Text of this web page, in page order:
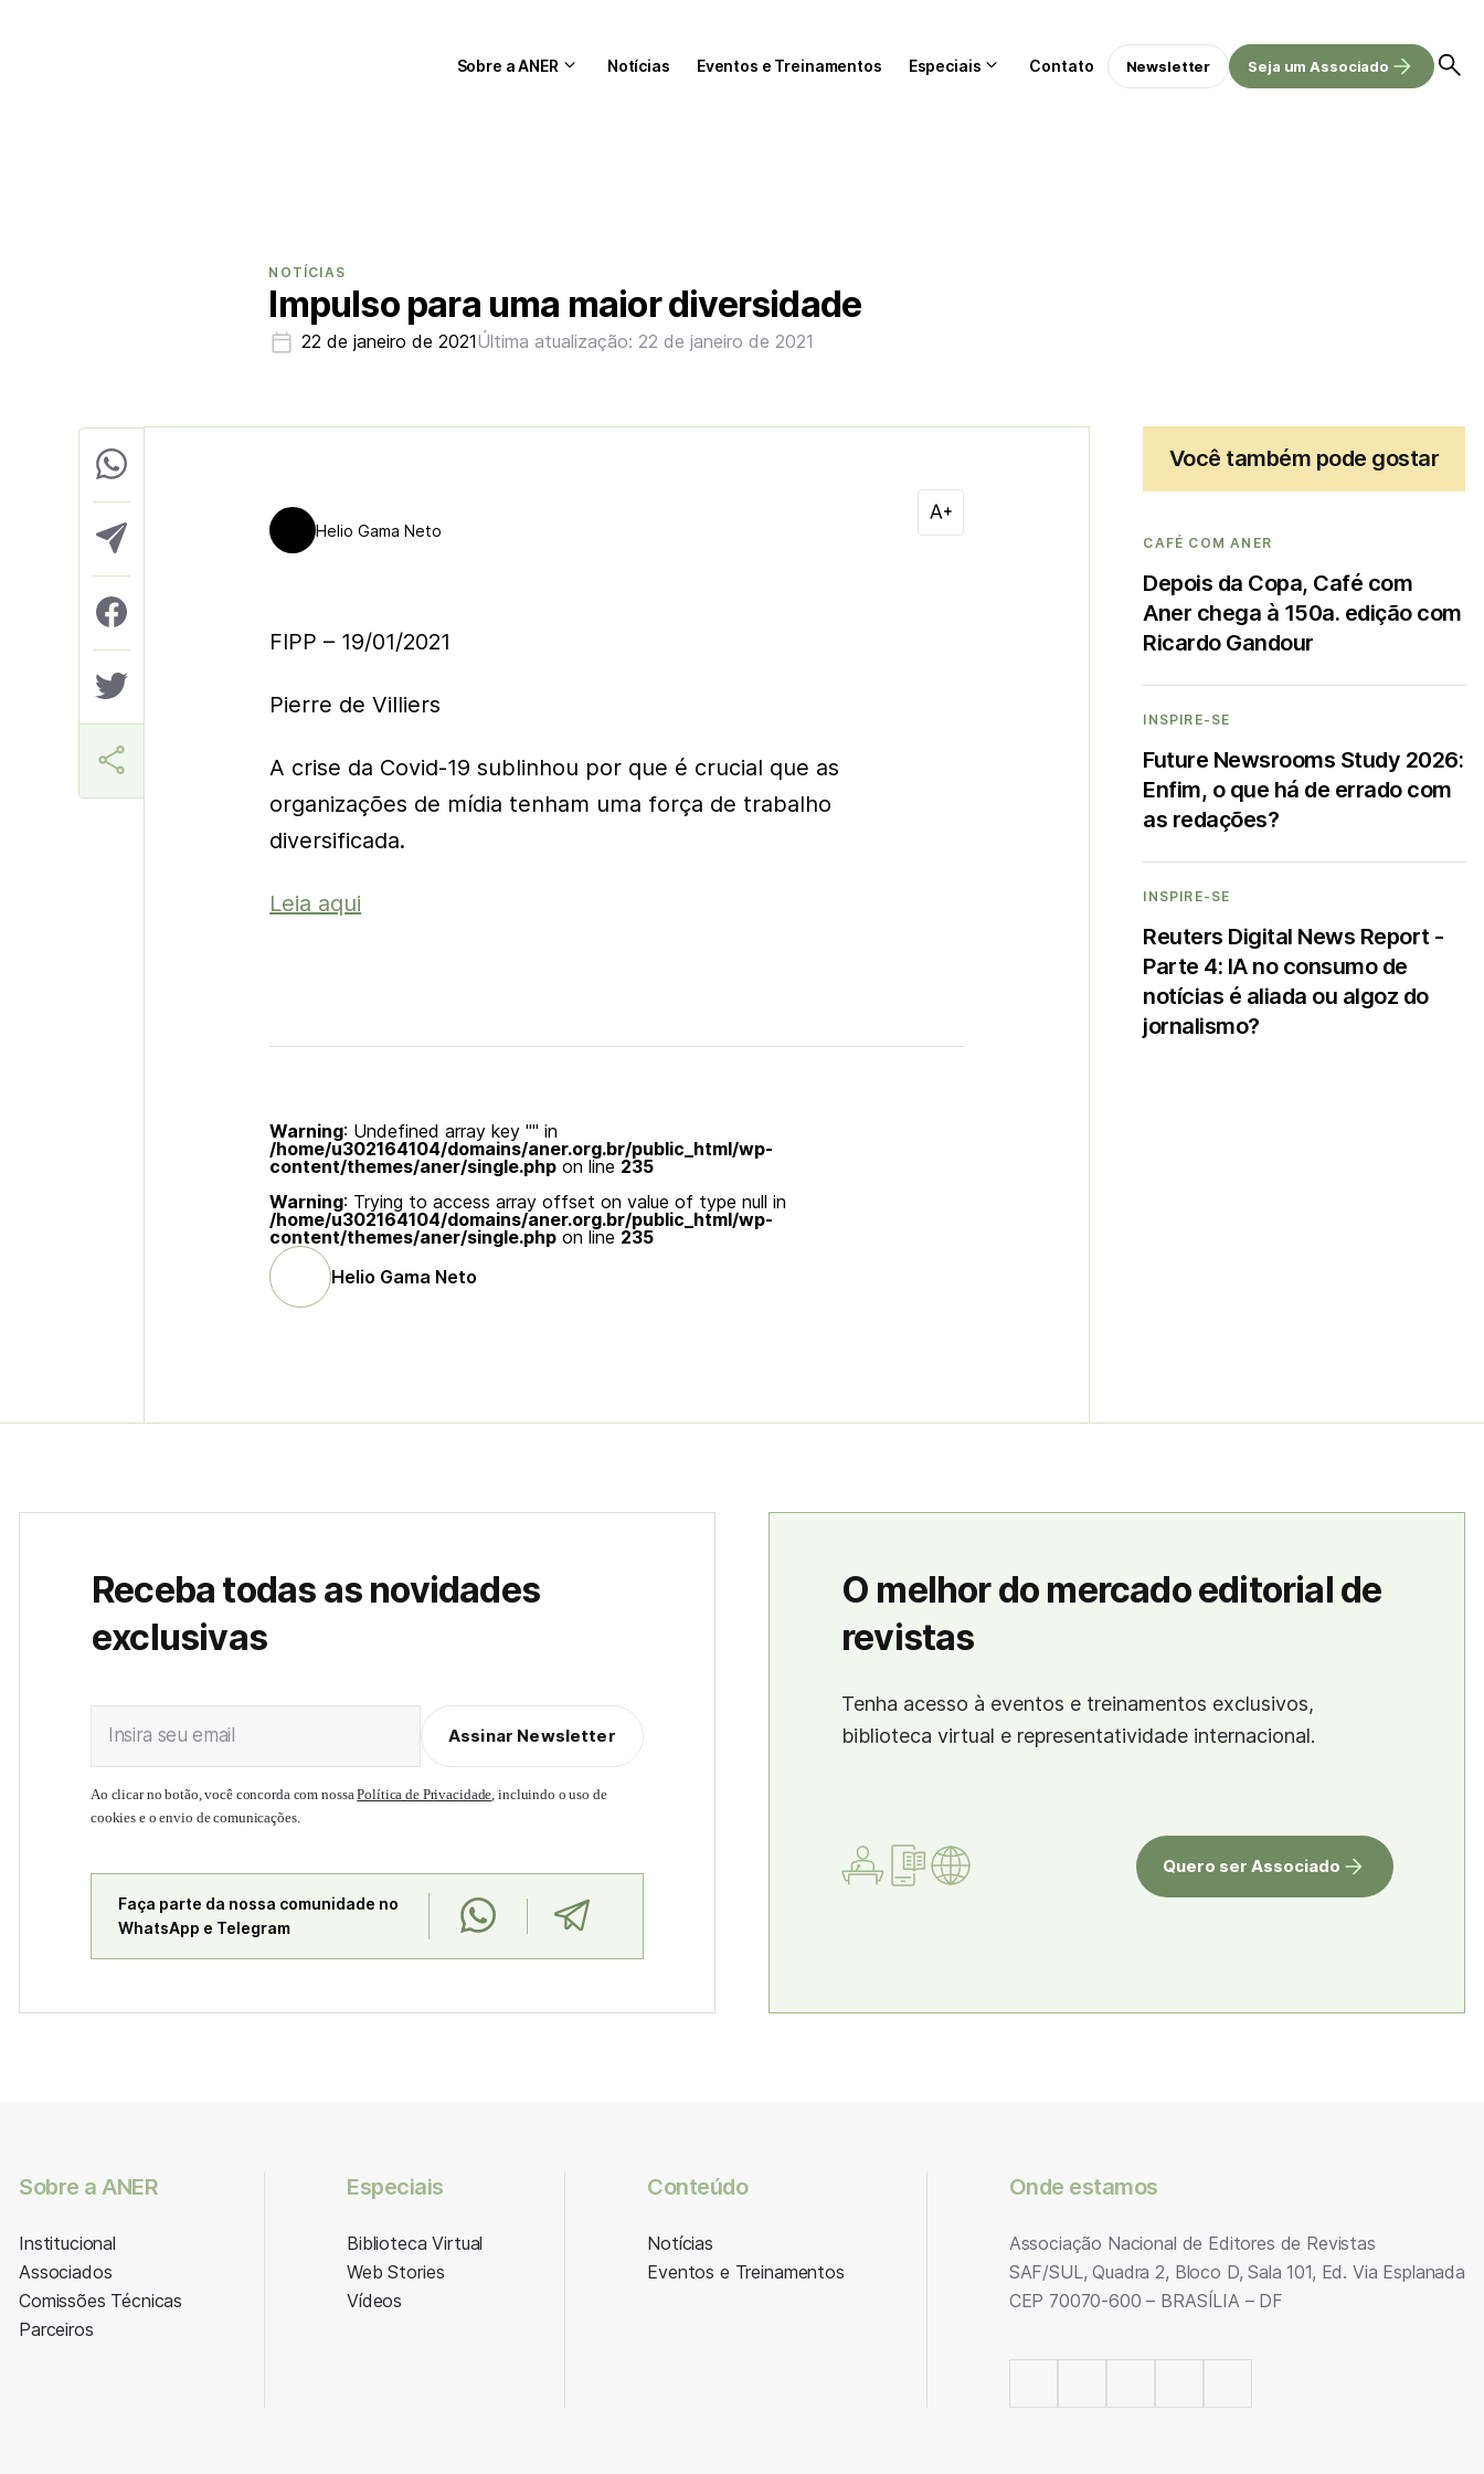
Sobre a ANER Notícias Eventos e Treinamentos Especiais Contato Newsletter Seja um Associado
NOTÍCIAS
Impulso para uma maior diversidade
22 de janeiro de 2021Última atualização: 22 de janeiro de 2021
Helio Gama Neto
FIPP – 19/01/2021
Pierre de Villiers
A crise da Covid-19 sublinhou por que é crucial que as
organizações de mídia tenham uma força de trabalho
diversificada.
Leia aqui
Warning: Undefined array key "" in
/home/u302164104/domains/aner.org.br/public_html/wp-
content/themes/aner/single.php on line 235
Warning: Trying to access array offset on value of type null in
/home/u302164104/domains/aner.org.br/public_html/wp-
content/themes/aner/single.php on line 235
Helio Gama Neto
Você também pode gostar
CAFÉ COM ANER
Depois da Copa, Café com
Aner chega à 150a. edição com
Ricardo Gandour
INSPIRE-SE
Future Newsrooms Study 2026:
Enfim, o que há de errado com
as redações?
INSPIRE-SE
Reuters Digital News Report -
Parte 4: IA no consumo de
notícias é aliada ou algoz do
jornalismo?
Receba todas as novidades
exclusivas
Insira seu email Assinar Newsletter
Ao clicar no botão, você concorda com nossaPolítica de Privacidade, incluindo o uso de
cookies e o envio de comunicações.
Faça parte da nossa comunidade no
WhatsApp e Telegram
O melhor do mercado editorial de
revistas
Tenha acesso à eventos e treinamentos exclusivos,
biblioteca virtual e representatividade internacional.
Quero ser Associado
Sobre a ANER
Institucional
Associados
Comissões Técnicas
Parceiros
Especiais
Biblioteca Virtual
Web Stories
Vídeos
Conteúdo
Notícias
Eventos e Treinamentos
Onde estamos
Associação Nacional de Editores de Revistas
SAF/SUL, Quadra 2, Bloco D, Sala 101, Ed. Via Esplanada
CEP 70070-600 – BRASÍLIA – DF